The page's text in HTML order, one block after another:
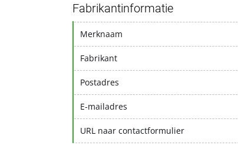
Fabrikantinformatie
Merknaam
Fabrikant
Postadres
E-mailadres
URL naar contactformulier